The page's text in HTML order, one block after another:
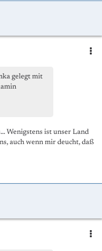
gelegt mit
Wenigstens ist unser Land
auch wenn mir deucht, daß